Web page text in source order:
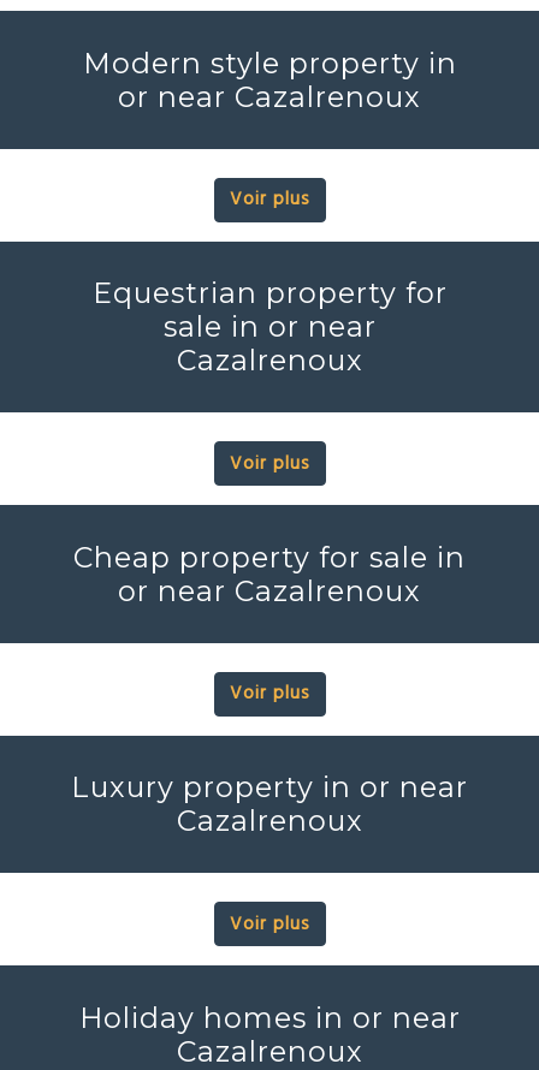
Modern style property in
or near Cazalrenoux
Voir plus
Equestrian property for
sale in or near
Cazalrenoux
Voir plus
Cheap property for sale in
or near Cazalrenoux
Voir plus
Luxury property in or near
Cazalrenoux
Voir plus
Holiday homes in or near
Cazalrenoux